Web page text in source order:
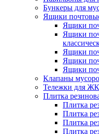
Бункеры для
Ящики
Ящики
Ящики
Ящики
Ящики
Ящики
Клапаны
Тележки для
Плитка
Плитка
Плитка
Плитка
Плитка